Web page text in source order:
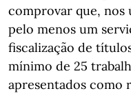
comprovar que, nos
pelo menos um
fiscalização de
mínimo de 25
apresentados como